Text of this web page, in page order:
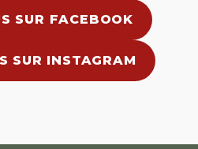
SUR FACEBOOK
SUR INSTAGRAM